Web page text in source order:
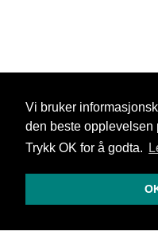
Vi bruker
den beste opplevelsen
Trykk OK for å godta.